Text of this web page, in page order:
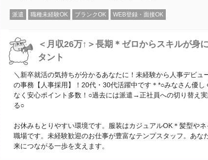
派遣 職種未経験OK ブランクOK WEB登録・面接OK
＜月収26万↑＞長期＊ゼロからスキルが身
タント
＼新卒就活の気持ちが分かるあなたに！未経験から人事デビュ
の事務【人事採用】！20代・30代活躍中です＊*○みなさん優
なく安心ポイント多数！○過去には派遣→正社員への切り替え
る○
お休みもとりやすい環境です。服装はカジュアルOK＊髪型や
職場です。未経験歓迎のお仕事が豊富なテンプスタッフ。あな
来につながる一歩を支えます。